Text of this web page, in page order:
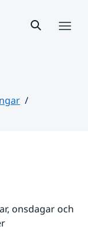
onsdagar och